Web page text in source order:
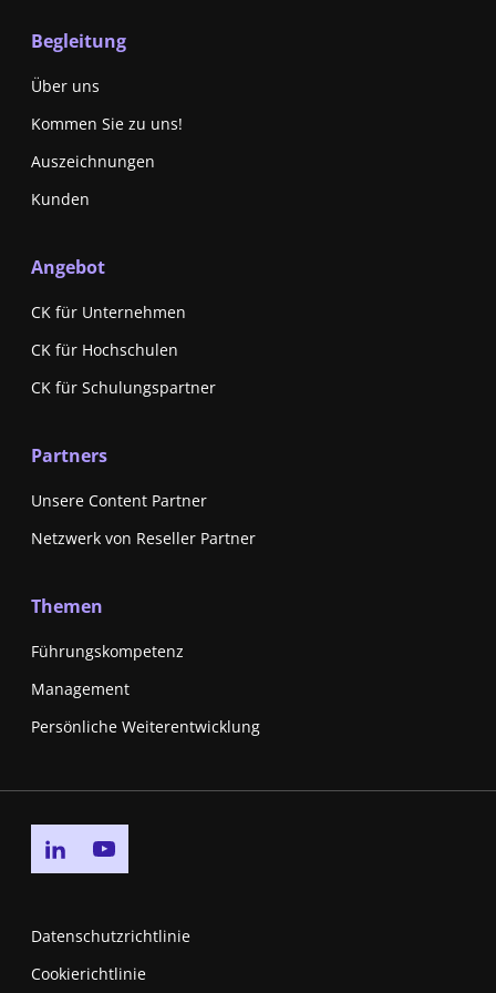
Begleitung
Über uns
Kommen Sie zu uns!
Auszeichnungen
Kunden
Angebot
CK für Unternehmen
CK für Hochschulen
CK für Schulungspartner
Partners
Unsere Content Partner
Netzwerk von Reseller Partner
Themen
Führungskompetenz
Management
Persönliche Weiterentwicklung
Go to linkedin page
Datenschutzrichtlinie
Cookierichtlinie